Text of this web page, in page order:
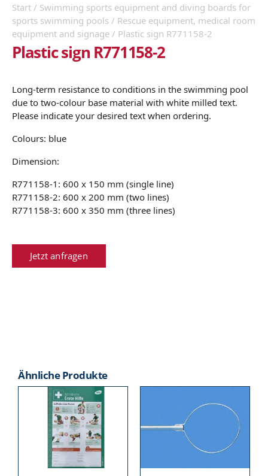
Start / Swimming sports equipment and diving boards for
sports swimming pools / Rescue equipment, medical room
equipment and signage / Plastic sign R771158-2
Plastic sign R771158-2
Long-term resistance to conditions in the swimming pool
due to two-colour base material with white milled text.
Please indicate your desired text when ordering.
Colours: blue
Dimension:
R771158-1: 600 x 150 mm (single line)
R771158-2: 600 x 200 mm (two lines)
R771158-3: 600 x 350 mm (three lines)
Jetzt anfragen
Ähnliche Produkte